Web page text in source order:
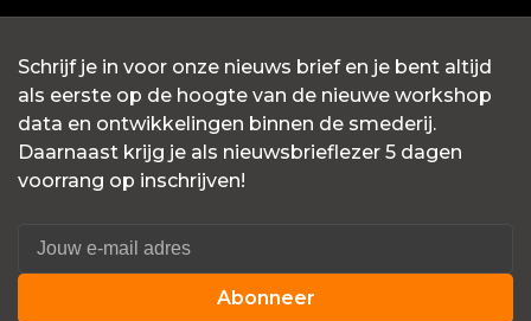
Schrijf je in voor onze nieuws brief en je bent altijd
als eerste op de hoogte van de nieuwe workshop
data en ontwikkelingen binnen de smederij.
Daarnaast krijg je als nieuwsbrieflezer 5 dagen
voorrang op inschrijven!
Abonneer